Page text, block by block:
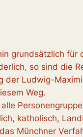
grundsätzlich für
so sind die
der Ludwig-
Weg.
katholisch,
Münchner